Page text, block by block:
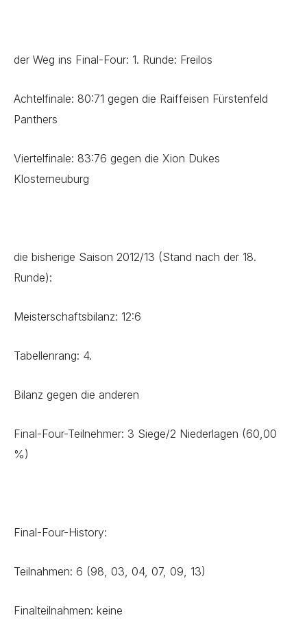
der Weg ins Final-Four: 1. Runde: Freilos
Achtelfinale: 80:71 gegen die Raiffeisen Fürstenfeld
Panthers
Viertelfinale: 83:76 gegen die Xion Dukes
Klosterneuburg
die bisherige Saison 2012/13 (Stand nach der 18.
Runde):
Meisterschaftsbilanz: 12:6
Tabellenrang: 4.
Bilanz gegen die anderen
Final-Four-Teilnehmer: 3 Siege/2 Niederlagen (60,00
%)
Final-Four-History:
Teilnahmen: 6 (98, 03, 04, 07, 09, 13)
Finalteilnahmen: keine